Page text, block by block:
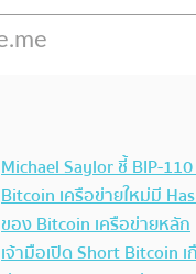
Michael Saylor ชี้ BIP-
Bitcoin เครือข่ายใหม่มี
ของ Bitcoin เครือข่ายหลัก
เจ้ามือเปิด Short Bitcoin